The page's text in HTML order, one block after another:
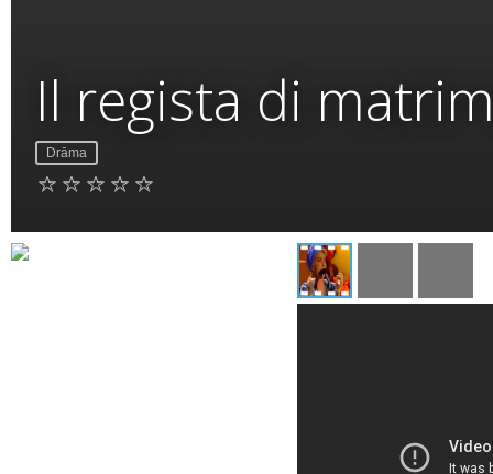
Il regista di
Drāma